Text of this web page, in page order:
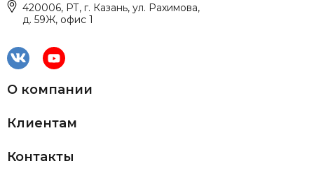
420006, РТ, г. Казань, ул. Рахимова,
д. 59Ж, офис 1
О компании
Клиентам
Контакты